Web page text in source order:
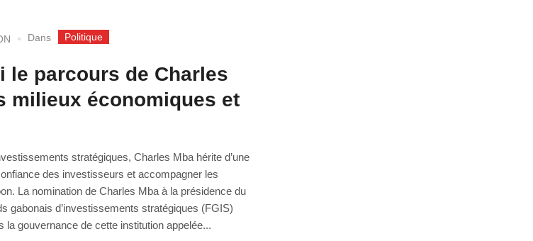
Dans Politique
le parcours de Charles
milieux économiques et
stratégiques, Charles Mba hérite d’une
des investisseurs et accompagner les
La nomination de Charles Mba à la présidence du
gabonais d’investissements stratégiques (FGIS)
la gouvernance de cette institution appelée...